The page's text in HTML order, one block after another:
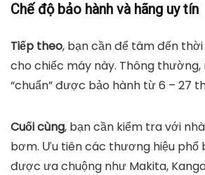
Chế độ bảo hành và hãng uy tín
Tiếp theo, bạn cần để tâm đến
cho chiếc máy này. Thông
“chuẩn” được bảo hành từ 6 – 27
Cuối cùng, bạn cần kiểm tra với
bơm. Ưu tiên các thương hiệu phổ
được ưa chuộng như Makita,